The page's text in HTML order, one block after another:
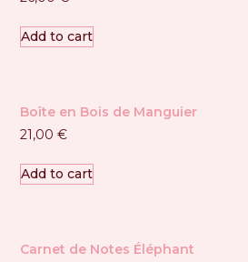
Add to cart
Boîte en Bois de Manguier
21,00€
Add to cart
Carnet de Notes Éléphant